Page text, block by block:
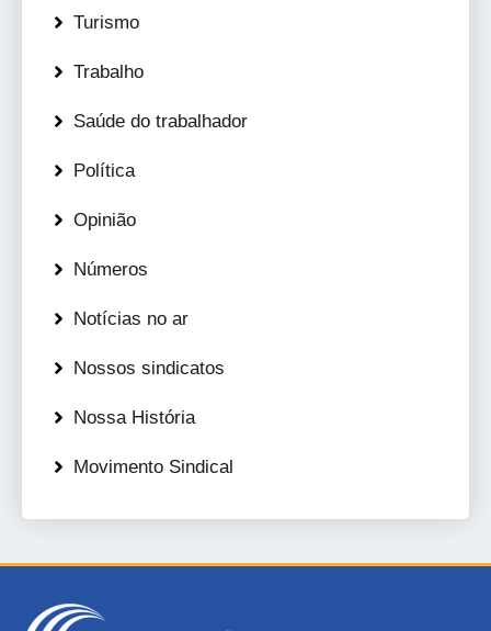
Turismo
Trabalho
Saúde do trabalhador
Política
Opinião
Números
Notícias no ar
Nossos sindicatos
Nossa História
Movimento Sindical